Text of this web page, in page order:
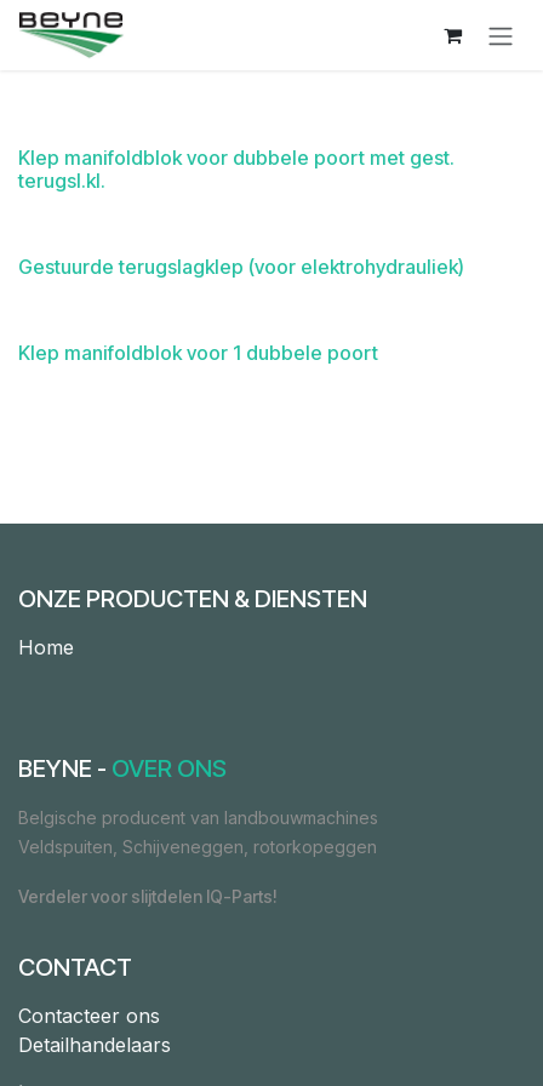
Overslaan naar inhoud
Klep manifoldblok voor dubbele poort met gest.
terugsl.kl.
Gestuurde terugslagklep (voor elektrohydrauliek)
Klep manifoldblok voor 1 dubbele poort
ONZE PRODUCTEN & DIENSTEN
Home
BEYNE - OVER ONS
Belgische producent van landbouwmachines
Veldspuiten, Schijveneggen, rotorkopeggen
Verdeler voor slijtdelen IQ-Parts!
CONTACT
Contacteer ons
Detailhandelaars